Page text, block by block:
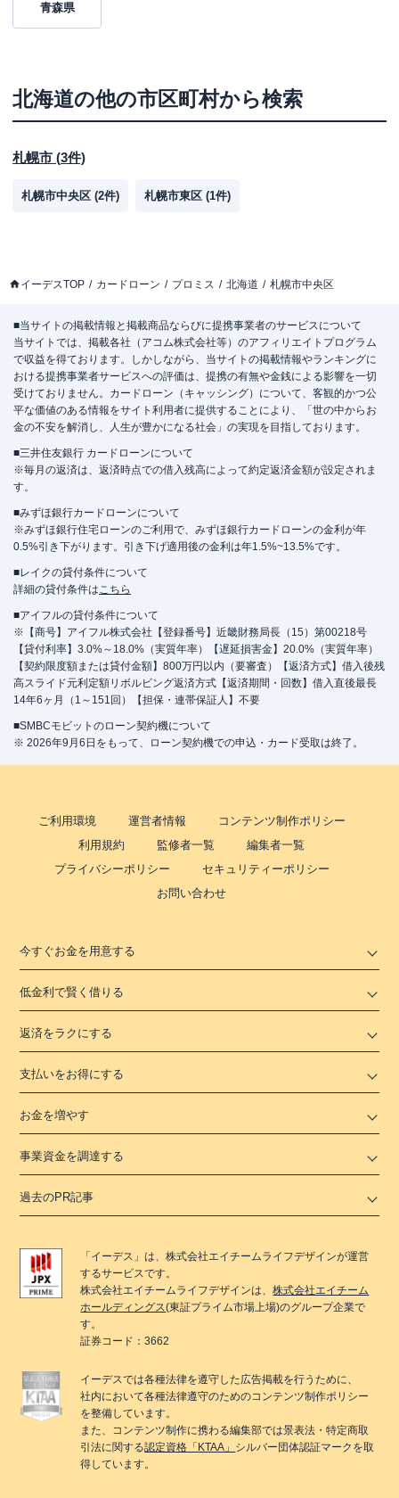
青森県
北海道の他の市区町村から検索
札幌市 (3件)
札幌市中央区 (2件) 札幌市東区 (1件)
イーデスTOP カードローン プロミス 北海道 札幌市中央区
■当サイトの掲載情報と掲載商品ならびに提携事業者のサービスについて
当サイトでは、掲載各社（アコム株式会社等）のアフィリエイトプログラム
で収益を得ております。しかしながら、当サイトの掲載情報やランキングに
おける提携事業者サービスへの評価は、提携の有無や金銭による影響を一切
受けておりません。カードローン（キャッシング）について、客観的かつ公
平な価値のある情報をサイト利用者に提供することにより、「世の中からお
金の不安を解消し、人生が豊かになる社会」の実現を目指しております。
■三井住友銀行 カードローンについて
※毎月の返済は、返済時点での借入残高によって約定返済金額が設定されま
す。
■みずほ銀行カードローンについて
※みずほ銀行住宅ローンのご利用で、みずほ銀行カードローンの金利が年
0.5%引き下がります。引き下げ適用後の金利は年1.5%~13.5%です。
■レイクの貸付条件について
詳細の貸付条件はこちら
■アイフルの貸付条件について
※【商号】アイフル株式会社【登録番号】近畿財務局長（15）第00218号
【貸付利率】3.0%～18.0%（実質年率）【遅延損害金】20.0%（実質年率）
【契約限度額または貸付金額】800万円以内（要審査）【返済方式】借入後残
高スライド元利定額リボルビング返済方式【返済期間・回数】借入直後最長
14年6ヶ月（1～151回）【担保・連帯保証人】不要
■SMBCモビットのローン契約機について
※ 2026年9月6日をもって、ローン契約機での申込・カード受取は終了。
ご利用環境 運営者情報
コンテンツ制作ポリシー
利用規約
監修者一覧
編集者一覧
プライバシーポリシー
セキュリティーポリシー
お問い合わせ
今すぐお金を用意する
低金利で賢く借りる
返済をラクにする
支払いをお得にする
お金を増やす
事業資金を調達する
過去のPR記事
「 イーデス 」は、株式会社エイチームライフデザインが運営
するサービスです。
株式会社エイチームライフデザインは、株式会社エイチーム
ホールディングス(東証プライム市場上場)のグループ企業で
す。
証券コード：3662
イーデスでは各種法律を遵守した広告掲載を行うために、
社内において各種法律遵守のためのコンテンツ制作ポリシー
を整備しています。
また、コンテンツ制作に携わる編集部では景表法・特定商取
引法に関する認定資格「KTAA」 シルバー団体認証マークを取
得しています。